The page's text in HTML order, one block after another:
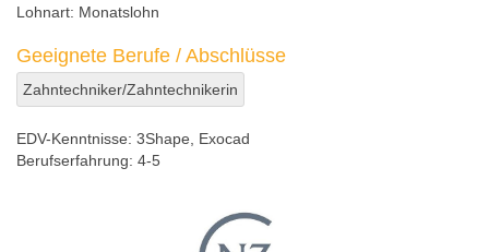
Lohnart: Monatslohn
Geeignete Berufe / Abschlüsse
Zahntechniker/Zahntechnikerin
EDV-Kenntnisse: 3Shape, Exocad
Berufserfahrung: 4-5